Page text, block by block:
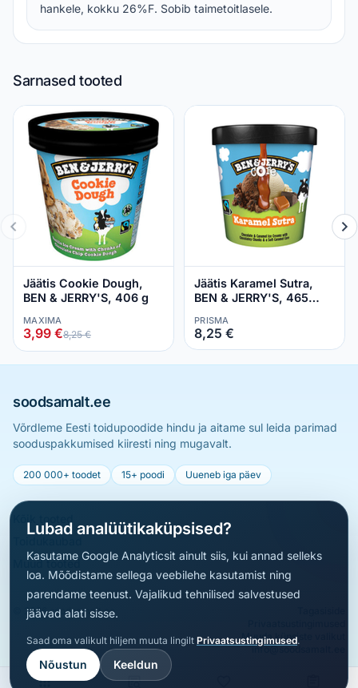
hankele, kokku 26%F. Sobib taimetoitlasele.
Sarnased tooted
Jäätis Cookie Dough,
BEN & JERRY'S, 406 g
MAXIMA
3,99 €8,25 €
Jäätis Karamel Sutra,
BEN & JERRY'S, 465
PRISMA
8,25 €
soodsamalt.ee
Võrdleme Eesti toidupoodide hindu ja aitame sul leida parimad
sooduspakkumised kiiresti ning mugavalt.
200 000+ toodet 15+ poodi Uueneb iga päev
Muud tooted
© 2026 soodsamalt.ee
Muuda küpsiste valikut
info@soodsamalt.ee
Lubad analüütikaküpsised?
Kasutame Google Analyticsit ainult siis, kui annad selleks
loa. Mõõdistame sellega veebilehe kasutamist ning
parendame teenust. Vajalikud tehnilised salvestused
jäävad alati sisse.
Saad oma valikult hiljem muuta lingilt Privaatsustingimused.
Nõustun Keeldun